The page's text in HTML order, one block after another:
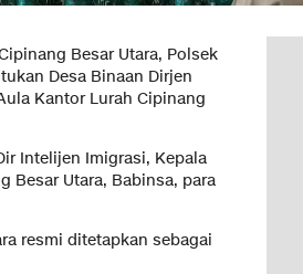
Besar Utara, Polsek
Desa Binaan Dirjen
Kantor Lurah Cipinang
Intelijen Imigrasi, Kepala
Besar Utara, Babinsa, para
resmi ditetapkan sebagai